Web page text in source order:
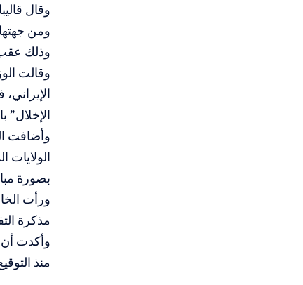
وقال
ومن
وذلك عقب
وقالت
الإخلال”
وأضافت
الولايات
بصورة
مذكرة
وأكدت أن
منذ